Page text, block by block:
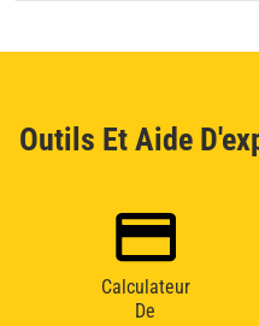
Outils Et Aide
Calculateur
De